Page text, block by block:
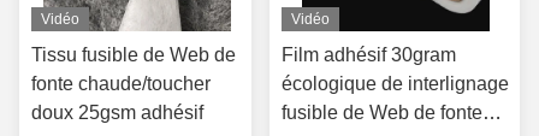
Vidéo
Tissu fusible de Web de
fonte chaude/toucher
doux 25gsm adhésif
Vidéo
Film adhésif 30gram
écologique de interlignage
fusible de Web de fonte